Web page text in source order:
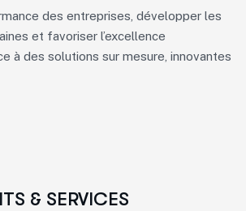
des entreprises, développer les
et favoriser l’excellence
à des solutions sur mesure, innovantes
& SERVICES